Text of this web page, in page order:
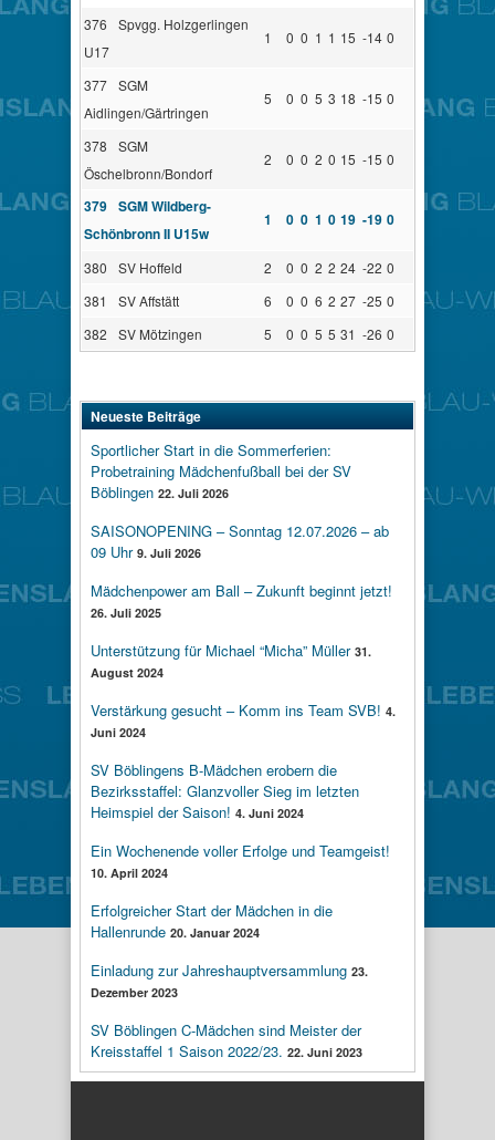
376
Spvgg. Holzgerlingen
U17
1 0 0 1 1 15 -14 0
377 SGM
Aidlingen/Gärtringen
5 0 0 5 3 18 -15 0
378
SGM
Öschelbronn/Bondorf
2 0 0 2 0 15 -15 0
379 SGM Wildberg-
Schönbronn II U15w
1 0 0 1 0 19 -19 0
380 SV Hoffeld 2 0 0 2 2 24 -22 0
381
SV Affstätt 6 0 0 6 2 27 -25 0
382
SV Mötzingen 5 0 0 5 5 31 -26 0
Neueste Beiträge
Sportlicher Start in die Sommerferien:
Probetraining Mädchenfußball bei der SV
Böblingen 22. Juli 2026
SAISONOPENING – Sonntag 12.07.2026 – ab
09 Uhr 9. Juli 2026
Mädchenpower am Ball – Zukunft beginnt jetzt!
26. Juli 2025
Unterstützung für Michael “Micha” Müller 31.
August 2024
Verstärkung gesucht – Komm ins Team SVB! 4.
Juni 2024
SV Böblingens B-Mädchen erobern die
Bezirksstaffel: Glanzvoller Sieg im letzten
Heimspiel der Saison! 4. Juni 2024
Ein Wochenende voller Erfolge und Teamgeist!
10. April 2024
Erfolgreicher Start der Mädchen in die
Hallenrunde 20. Januar 2024
Einladung zur Jahreshauptversammlung 23.
Dezember 2023
SV Böblingen C-Mädchen sind Meister der
Kreisstaffel 1 Saison 2022/23. 22. Juni 2023